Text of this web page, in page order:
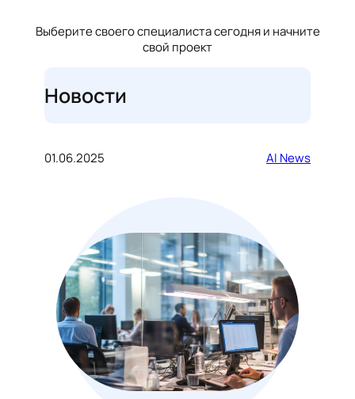
Выберите своего специалиста сегодня и начните
свой проект
Новости
01.06.2025 AI News